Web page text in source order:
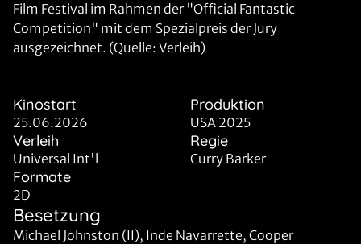
Film Festival im Rahmen der "Official Fantastic
Competition" mit dem Spezialpreis der Jury
ausgezeichnet. (Quelle: Verleih)
Kinostart
25.06.2026
Produktion
USA 2025
Verleih
Universal Int'l
Regie
Curry Barker
Formate
2D
Besetzung
Michael Johnston (II), Inde Navarrette, Cooper